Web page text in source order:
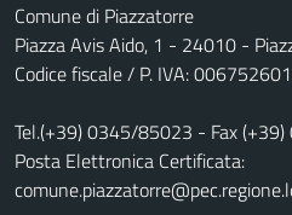
Comune di Piazzatorre
Piazza Avis Aido, 1 - 24010 -
Codice fiscale / P. IVA:
Tel.(+39) 0345/85023 - Fax
Posta Elettronica Certificata: